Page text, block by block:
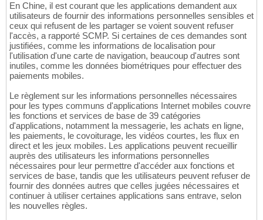
En Chine, il est courant que les applications demandent aux
utilisateurs de fournir des informations personnelles sensibles et
ceux qui refusent de les partager se voient souvent refuser
l'accès, a rapporté SCMP. Si certaines de ces demandes sont
justifiées, comme les informations de localisation pour
l'utilisation d'une carte de navigation, beaucoup d'autres sont
inutiles, comme les données biométriques pour effectuer des
paiements mobiles.
Le règlement sur les informations personnelles nécessaires
pour les types communs d'applications Internet mobiles couvre
les fonctions et services de base de 39 catégories
d'applications, notamment la messagerie, les achats en ligne,
les paiements, le covoiturage, les vidéos courtes, les flux en
direct et les jeux mobiles. Les applications peuvent recueillir
auprès des utilisateurs les informations personnelles
nécessaires pour leur permettre d'accéder aux fonctions et
services de base, tandis que les utilisateurs peuvent refuser de
fournir des données autres que celles jugées nécessaires et
continuer à utiliser certaines applications sans entrave, selon
les nouvelles règles.